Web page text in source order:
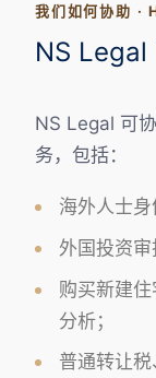
我们如何协助 ·
NS Legal
NS Legal 可
务，包括：
海外人士身
外国投资审
购买新建
分析；
普通转让